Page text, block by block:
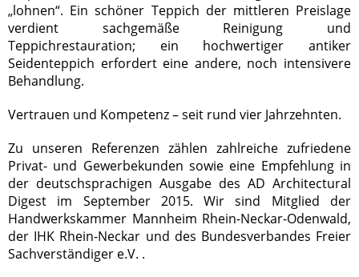
„lohnen“. Ein schöner Teppich der mittleren Preislage
verdient sachgemäße Reinigung und
Teppichrestauration; ein hochwertiger antiker
Seidenteppich erfordert eine andere, noch intensivere
Behandlung.
Vertrauen und Kompetenz – seit rund vier Jahrzehnten.
Zu unseren Referenzen zählen zahlreiche zufriedene
Privat- und Gewerbekunden sowie eine Empfehlung in
der deutschsprachigen Ausgabe des AD Architectural
Digest im September 2015. Wir sind Mitglied der
Handwerkskammer Mannheim Rhein-Neckar-Odenwald,
der IHK Rhein-Neckar und des Bundesverbandes Freier
Sachverständiger e.V. .